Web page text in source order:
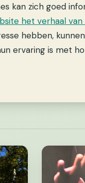
kan zich goed
het verhaal
hebben,
ervaring is met